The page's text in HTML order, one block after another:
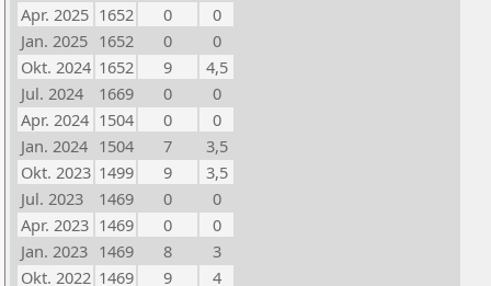
Apr. 2025 1652 0
0
Jan. 2025 1652 0
0
Okt. 2024 1652 9
4,5
Jul. 2024
1669 0
0
Apr. 2024 1504 0
0
Jan. 2024 1504 7
3,5
Okt. 2023 1499 9
3,5
Jul. 2023
1469 0
0
Apr. 2023 1469 0
0
Jan. 2023 1469 8
3
Okt. 2022 1469 9
4